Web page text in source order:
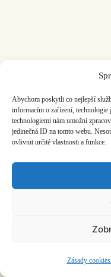
Abychom poskytli co nejlepší
informacím o zařízení,
technologiemi nám umožní
jedinečná ID na tomto webu.
ovlivnit určité vlastnosti a funkce.
Zásady cookies
ČASOPIS O JINÉ
založeno 2001 |
©2026 HISvoice –